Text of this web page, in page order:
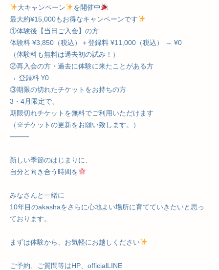
大キャンペーン
を開催中
最大約¥15,000もお得なキャンペーンです
①体験後【当日ご入会】の方
体験料 ¥3,850（税込）＋登録料 ¥11,000（税込） → ¥0
（体験料も無料は過去初の試み！）
②再入会の方・過去に体験に来たことがある方
→ 登録料 ¥0
③期限の切れたチケットをお持ちの方
3・4月限定で、
期限切れチケットを無料でご利用いただけます
（※チケットの更新をお願い致します。）
⸻
新しい季節のはじまりに、
自分と向き合う時間を
みなさんと一緒に
10年目のakashaをさらに心地よい場所に育てていきたいと思っ
ております。
まずは体験から、お気軽にお越しください
ご予約、ご質問等はHP、officialLINE